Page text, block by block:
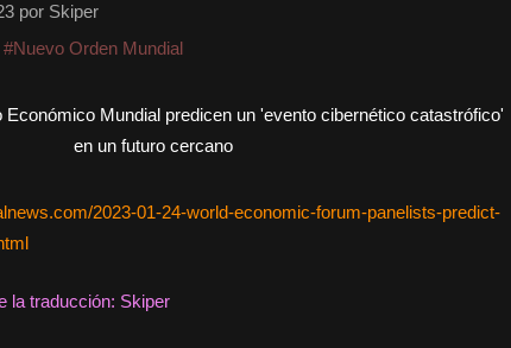
por Skiper
#Nuevo Orden Mundial
2023-01-24-world-economic-forum-panelists-predict-
la traducción: Skiper